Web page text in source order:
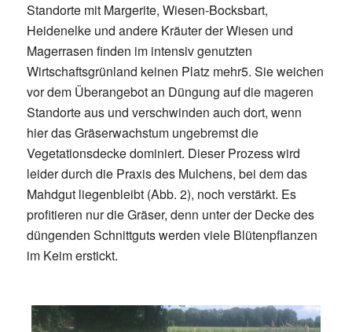
Standorte mit Margerite, Wiesen-Bocksbart,
Heidenelke und andere Kräuter der Wiesen und
Magerrasen finden im intensiv genutzten
Wirtschaftsgrünland keinen Platz mehr5. Sie weichen
vor dem Überangebot an Düngung auf die mageren
Standorte aus und verschwinden auch dort, wenn
hier das Gräserwachstum ungebremst die
Vegetationsdecke dominiert. Dieser Prozess wird
leider durch die Praxis des Mulchens, bei dem das
Mahdgut liegenbleibt (Abb. 2), noch verstärkt. Es
profitieren nur die Gräser, denn unter der Decke des
düngenden Schnittguts werden viele Blütenpflanzen
im Keim erstickt.